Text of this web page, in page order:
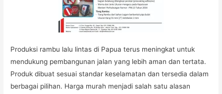
Produksi rambu lalu lintas di Papua terus meningkat untuk
mendukung pembangunan jalan yang lebih aman dan tertata.
Produk dibuat sesuai standar keselamatan dan tersedia dalam
berbagai pilihan. Harga murah menjadi salah satu alasan